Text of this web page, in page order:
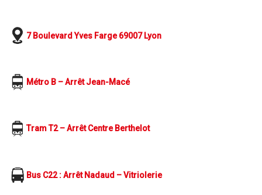
7 Boulevard Yves Farge 69007 Lyon
Métro B – Arrêt Jean-Macé
Tram T2 – Arrêt Centre Berthelot
Bus C22 : Arrêt Nadaud – Vitriolerie